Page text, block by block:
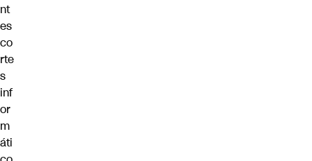
nt
es
co
rte
s
inf
or
m
áti